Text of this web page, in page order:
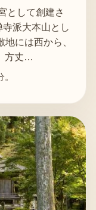
として創建さ
派大本山とし
には西から、
方丈…